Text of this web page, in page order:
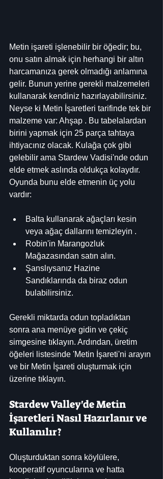
Metin işareti işlenebilir bir öğedir; bu,
onu satın almak için herhangi bir altın
harcamanıza gerek olmadığı anlamına
gelir. Bunun yerine gerekli malzemeleri
kullanarak kendiniz hazırlayabilirsiniz.
Neyse ki Metin İşaretleri tarifinde tek bir
malzeme var: Ahşap . Bu tabelalardan
birini yapmak için 25 parça tahtaya
ihtiyacınız olacak. Kulağa çok gibi
gelebilir ama Stardew Vadisi'nde odun
elde etmek aslında oldukça kolaydır.
Oyunda bunu elde etmenin üç yolu
vardır:
Balta kullanarak ağaçları kesin
veya ağaç dallarını temizleyin .
Robin'in Marangozluk
Mağazasından satın alın.
Şanslıysanız Hazine
Sandıklarında da biraz odun
bulabilirsiniz.
Gerekli miktarda odun topladıktan
sonra ana menüye gidin ve çekiç
simgesine tıklayın. Ardından, üretim
öğeleri listesinde 'Metin İşareti'ni arayın
ve bir Metin İşareti oluşturmak için
üzerine tıklayın.
Stardew Valley'de Metin
İşaretleri Nasıl Hazırlanır ve
Kullanılır?
Oluşturduktan sonra köylülere,
kooperatif oyuncularına ve hatta